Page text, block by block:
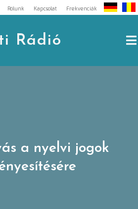
Rólunk Kapcsolat Frekvenciák
Rádió
a nyelvi jogok